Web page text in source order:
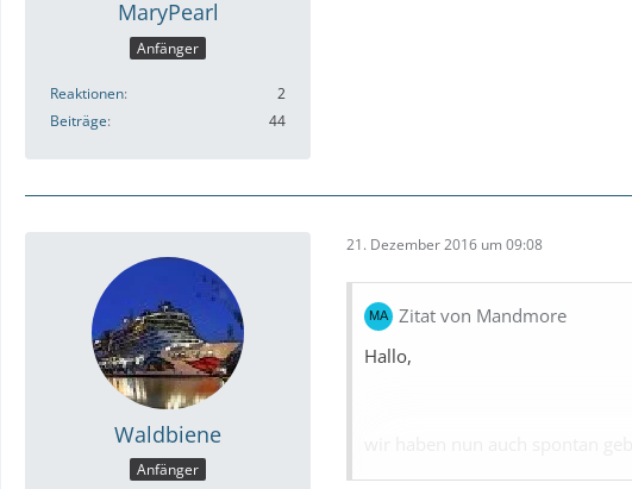
MaryPearl
Anfänger
Reaktionen
2
Beiträge
44
Waldbiene
Anfänger
21. Dezember 2016 um 09:08
Zitat von Mandmore
Hallo,